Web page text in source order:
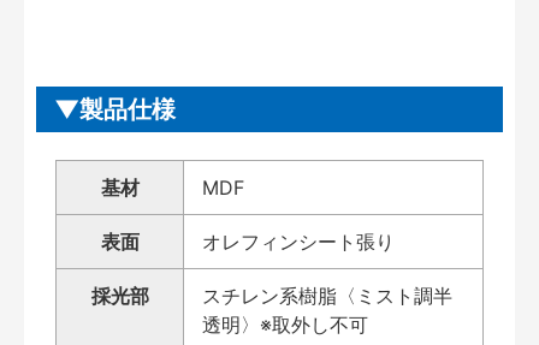
製品仕様
基材 MDF
表面 オレフィンシート張り
採光部
スチレン系樹脂〈ミスト調半
透明〉※取外し不可